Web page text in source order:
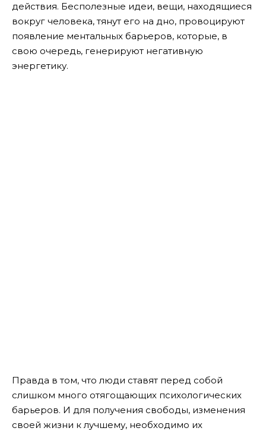
действия. Бесполезные идеи, вещи, находящиеся
вокруг человека, тянут его на дно, провоцируют
появление ментальных барьеров, которые, в
свою очередь, генерируют негативную
энергетику.
Правда в том, что люди ставят перед собой
слишком много отягощающих психологических
барьеров. И для получения свободы, изменения
своей жизни к лучшему, необходимо их